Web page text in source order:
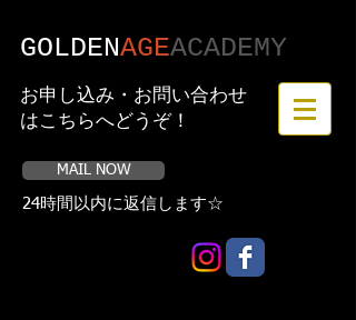
GOLDENAGE​ACADEMY
お申し込み・お問い合わせ
はこちらへどうぞ！
MAIL NOW
24時間以内に返信します☆